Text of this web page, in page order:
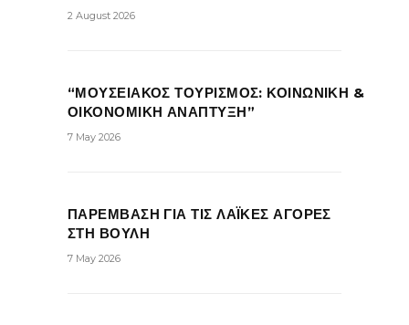
2 August 2026
“ΜΟΥΣΕΙΑΚΟΣ ΤΟΥΡΙΣΜΟΣ: ΚΟΙΝΩΝΙΚΗ &
ΟΙΚΟΝΟΜΙΚΗ ΑΝΑΠΤΥΞΗ”
7 May 2026
ΠΑΡΕΜΒΑΣΗ ΓΙΑ ΤΙΣ ΛΑΪΚΕΣ ΑΓΟΡΕΣ
ΣΤΗ ΒΟΥΛΗ
7 May 2026